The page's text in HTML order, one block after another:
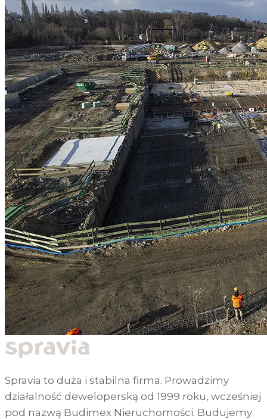
Spravia to duża i stabilna firma. Prowadzimy
działalność deweloperską od 1999 roku, wcześniej
pod nazwą Budimex Nieruchomości. Budujemy